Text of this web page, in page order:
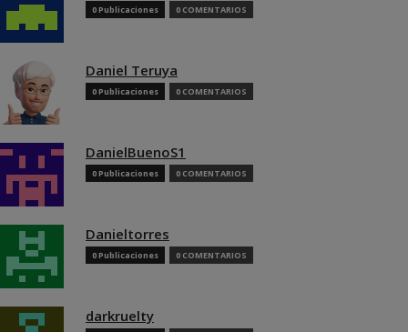
0 Publicaciones 0 COMENTARIOS
Daniel Teruya
0 Publicaciones 0 COMENTARIOS
DanielBuenoS1
0 Publicaciones 0 COMENTARIOS
Danieltorres
0 Publicaciones 0 COMENTARIOS
darkruelty